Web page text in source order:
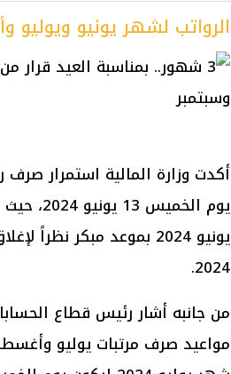
الرواتب لشهر يونيو
أكدت وزارة المالية استمرار
2024.
من جانبه أشار رئيس قطاع
مواعيد صرف مرتبات يوليو